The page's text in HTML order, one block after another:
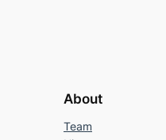
About
Team